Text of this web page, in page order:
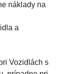
náklady na
a
Vozidlách s